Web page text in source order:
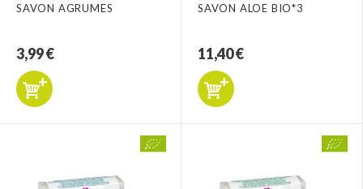
SAVON AGRUMES
3,99 €
SAVON ALOE BIO*3
11,40 €